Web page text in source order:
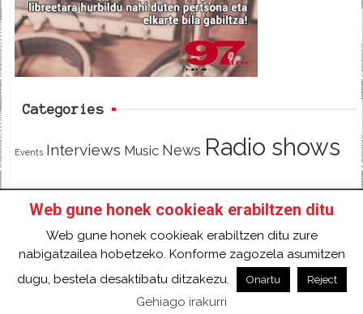
o
o
e
Categories
Events Interviews Music News Radio shows
HOME
HAZTE SOCI@ DE 97FM IRRATIA
FACEBOOK
TWITTER CONTACT LOGIN
2018 Gure eduki guztiak Creative Commons
Aitortu 4.0 Nazioartekoa Baimen baten mende
Web gune honek cookieak erabiltzen ditu
Web gune honek cookieak erabiltzen ditu zure
nabigatzailea hobetzeko. Konforme zagozela asumitzen
dugu, bestela desaktibatu ditzakezu.
Onartu Reject
Gehiago irakurri